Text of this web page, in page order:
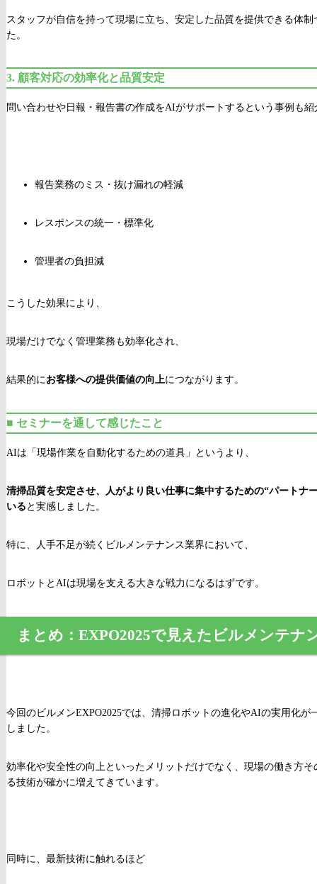
スタッフが自信を持って現場に立ち、安定した品質を提供できる体
た。
3. 顧客対応の効率化と品質安定
問い合わせや日報・報告書の作成をAIがサポートするという事例も
報告業務のミス・抜け漏れの軽減
レスポンスの統一・標準化
管理者の負担減
こうした効果により、
現場だけでなく管理業務も効率化され、
結果的に お客様への提供価値の向上につながります。
■ セミナーを通して感じたこと
AIは「現場作業を自動化するための道具」というより、
清掃品質を安定させ、人がより良い仕事に集中するための“パートナ
いる と実感しました。
特に、人手不足が続くビルメンテナンス業界において、
ロボットとAIは現場を支える大きな戦力になるはずです。
まとめ：EXPO2025で見えたビルメンテナ
今回のビルメンEXPO2025では、清掃ロボットの進化やAIの実用化が
しました。
効率化や安全性の向上といったメリットだけでなく、現場の働き方
る技術が確かに増えてきています。
同時に、最新技術に触れるほど